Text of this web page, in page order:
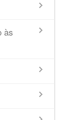
às